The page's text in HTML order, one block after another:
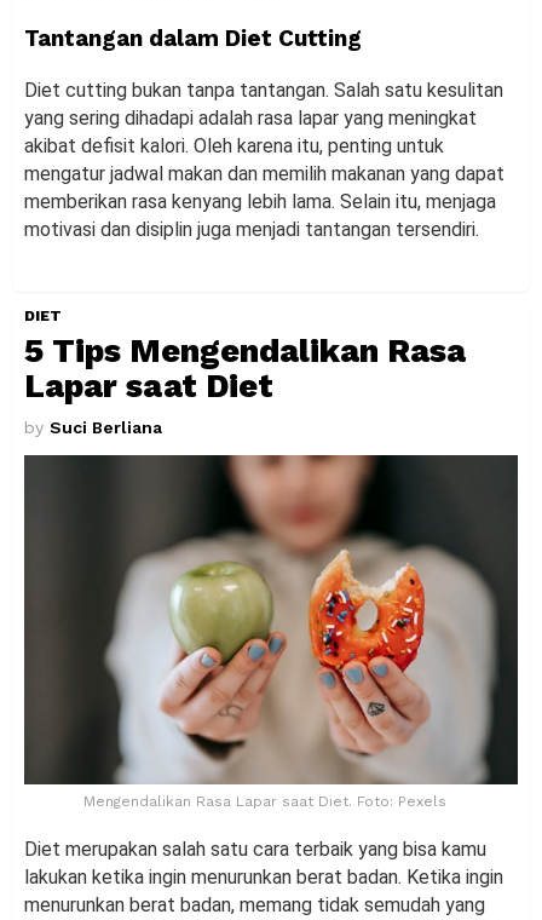
Tantangan dalam Diet Cutting
Diet cutting bukan tanpa tantangan. Salah satu kesulitan
yang sering dihadapi adalah rasa lapar yang meningkat
akibat defisit kalori. Oleh karena itu, penting untuk
mengatur jadwal makan dan memilih makanan yang dapat
memberikan rasa kenyang lebih lama. Selain itu, menjaga
motivasi dan disiplin juga menjadi tantangan tersendiri.
DIET
5 Tips Mengendalikan Rasa
Lapar saat Diet
by Suci Berliana
Mengendalikan Rasa Lapar saat Diet. Foto: Pexels
Diet merupakan salah satu cara terbaik yang bisa kamu
lakukan ketika ingin menurunkan berat badan. Ketika ingin
menurunkan berat badan, memang tidak semudah yang